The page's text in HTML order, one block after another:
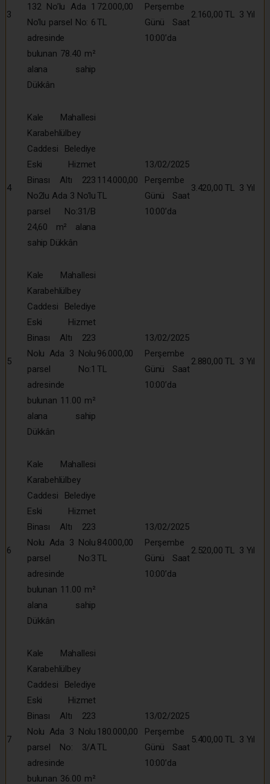
3
132 No’lu Ada 1
No’lu parsel No: 6
adresinde
bulunan 78.40 m²
alana sahip
Dükkân
72.000,00
TL
Perşembe
Günü Saat
10:00’da
2.160,00 TL 3 Yıl
4
Kale Mahallesi
Karabehlülbey
Caddesi Belediye
Eski Hizmet
Binası Altı 223
No2lu Ada 3 No’lu
parsel No:31/B
24,60 m² alana
sahip Dükkân
114.000,00
TL
13/02/2025
Perşembe
Günü Saat
10:00’da
3.420,00 TL 3 Yıl
5
Kale Mahallesi
Karabehlülbey
Caddesi Belediye
Eski Hizmet
Binası Altı 223
Nolu Ada 3 Nolu
parsel No:1
adresinde
bulunan 11.00 m²
alana sahip
Dükkân
96.000,00
TL
13/02/2025
Perşembe
Günü Saat
10:00’da
2.880,00 TL 3 Yıl
6
Kale Mahallesi
Karabehlülbey
Caddesi Belediye
Eski Hizmet
Binası Altı 223
Nolu Ada 3 Nolu
parsel No:3
adresinde
bulunan 11.00 m²
alana sahip
Dükkân
84.000,00
TL
13/02/2025
Perşembe
Günü Saat
10:00’da
2.520,00 TL 3 Yıl
7
Kale Mahallesi
Karabehlülbey
Caddesi Belediye
Eski Hizmet
Binası Altı 223
Nolu Ada 3 Nolu
parsel No: 3/A
adresinde
bulunan 36.00 m²
180.000,00
TL
13/02/2025
Perşembe
Günü Saat
10:00’da
5.400,00 TL 3 Yıl